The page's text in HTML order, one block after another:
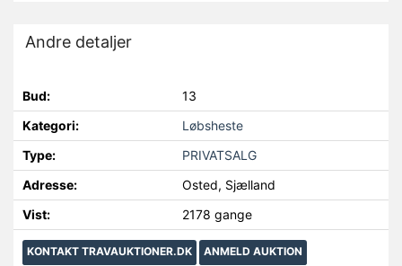
Andre detaljer
Bud:
13
Kategori:
Løbsheste
Type:
PRIVATSALG
Adresse:
Osted, Sjælland
Vist:
2178 gange
KONTAKT TRAVAUKTIONER.DK ANMELD AUKTION